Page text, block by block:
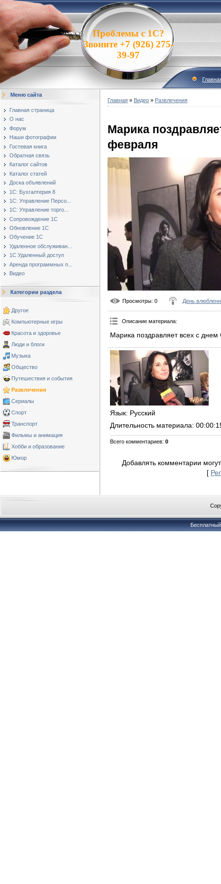
Проблемы с 1С?
Звоните +7 (926) 275-
39-97
Меню сайта
Главная страница
О нас
Форум
Наши фотографии
Гостевая книга
Обратная связь
Каталог сайтов
Каталог статей
Доска объявлений
1С: Бухгалтерия 8
1С: Управление Персо...
1С: Управление торго...
Сопровождение 1С
Обновление 1С
Обучение 1С
Удаленное обслуживан...
1С Удаленный доступ
Аренда программных п...
Видео
Категории раздела
Другое
Компьютерные игры
Красота и здоровье
Люди и блоги
Музыка
Общество
Путешествия и события
Развлечения
Сериалы
Спорт
Транспорт
Фильмы и анимация
Хобби и образование
Юмор
Главная » Видео » Развлечения
Марика
февраля
Просмотры: 0 День
Описание материала:
Марика поздравляет всех с днем
Язык: Русский
Длительность материала:
Всего комментариев: 0
Добавлять комментарии
[